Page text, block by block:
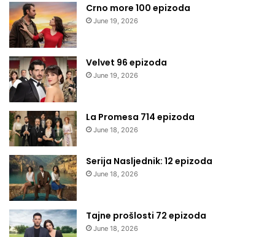
Crno more 100 epizoda
June 19, 2026
Velvet 96 epizoda
June 19, 2026
La Promesa 714 epizoda
June 18, 2026
Serija Nasljednik: 12 epizoda
June 18, 2026
Tajne prošlosti 72 epizoda
June 18, 2026